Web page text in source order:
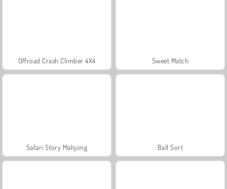
Offroad Crash Climber 4X4 Sweet Match
Safari Story Mahjong Ball Sort